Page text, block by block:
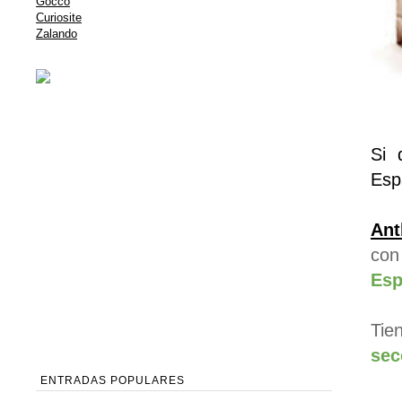
Si
Curiosite
Zalando
ENTRADAS POPULARES